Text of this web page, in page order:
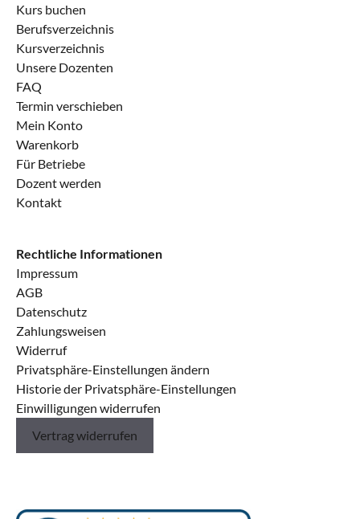
Kurs buchen
Berufsverzeichnis
Kursverzeichnis
Unsere Dozenten
FAQ
Termin verschieben
Mein Konto
Warenkorb
Für Betriebe
Dozent werden
Kontakt
Rechtliche Informationen
Impressum
AGB
Datenschutz
Zahlungsweisen
Widerruf
Privatsphäre-Einstellungen ändern
Historie der Privatsphäre-Einstellungen
Einwilligungen widerrufen
Vertrag widerrufen